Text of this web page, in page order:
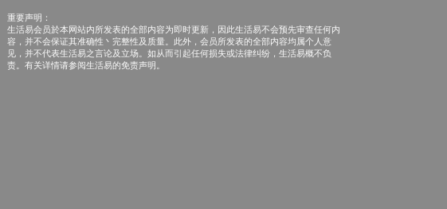
重要声明：
生活易会员於本网站内所发表的全部内容为即时更新，因此生活易不会预先审查任何内
容，并不会保证其准确性丶完整性及质量。此外，会员所发表的全部内容均属个人意
见，并不代表生活易之言论及立场。如从而引起任何损失或法律纠纷，生活易概不负
责。有关详情请参阅生活易的免责声明。